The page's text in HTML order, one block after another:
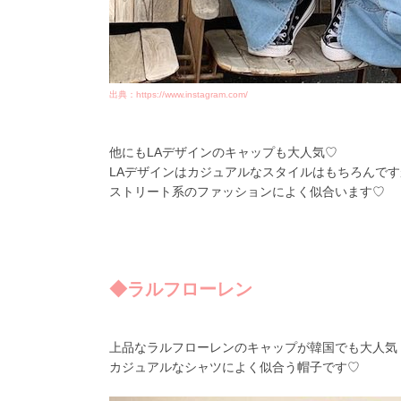
出典：https://www.instagram.com/
他にもLAデザインのキャップも大人気♡
LAデザインはカジュアルなスタイルはもちろんで
ストリート系のファッションによく似合います♡
◆ラルフローレン
上品なラルフローレンのキャップが韓国でも大人気
カジュアルなシャツによく似合う帽子です♡